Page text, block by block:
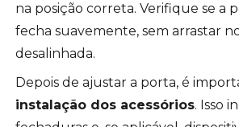
na posição correta. Verifique se a
fecha suavemente, sem arrastar
desalinhada.
Depois de ajustar a porta, é
instalação dos acessórios. Isso